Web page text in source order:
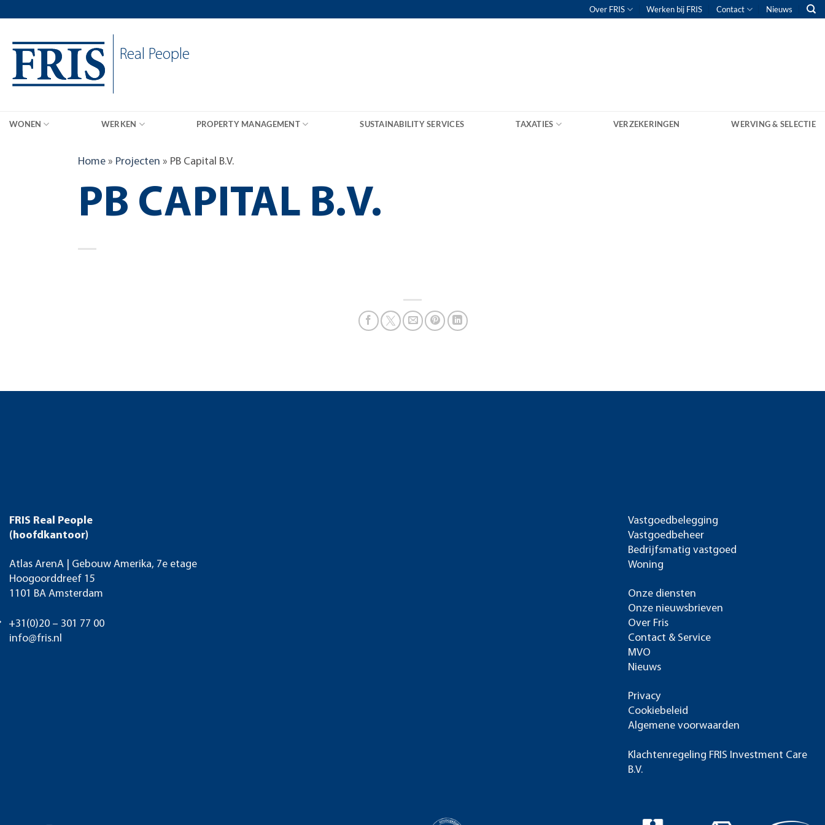
Over FRIS Werken bij FRIS Contact Nieuws
Real People
WONEN WERKEN PROPERTY MANAGEMENT SUSTAINABILITY SERVICES TAXATIES VERZEKERINGEN WERVING & SELECTIE
Home » Projecten » PB Capital B.V.
PB CAPITAL B.V.
FRIS Real People
(hoofdkantoor)
Atlas ArenA | Gebouw Amerika, 7e etage
Hoogoorddreef 15
1101 BA Amsterdam
+31(0)20 – 301 77 00
info@fris.nl
Vastgoedbelegging
Vastgoedbeheer
Bedrijfsmatig vastgoed
Woning
Onze diensten
Onze nieuwsbrieven
Over Fris
Contact & Service
MVO
Nieuws
Privacy
Cookiebeleid
Algemene voorwaarden
Klachtenregeling FRIS Investment Care
B.V.